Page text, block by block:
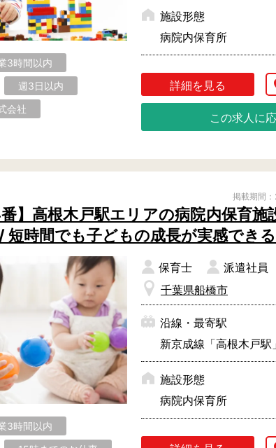
3時間以内
週3日以内
会社
施設形態
病院内保育所
詳細を見る
この求人に
掲載期間
番】高根木戸駅エリアの病院内保育
短時間でも子どもの成長が実感でき
3時間以内
保育士 派遣社員
千葉県船橋市
沿線・最寄駅
新京成線「高根木戸
施設形態
病院内保育所
佐倉市 山武市
銚子市 東金市
野田市
八街市
香取郡 長生郡